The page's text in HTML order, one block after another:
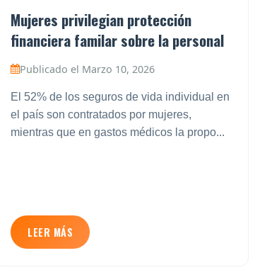
Mujeres privilegian protección
financiera familar sobre la personal
Publicado el Marzo 10, 2026
El 52% de los seguros de vida individual en
el país son contratados por mujeres,
mientras que en gastos médicos la propo...
LEER MÁS